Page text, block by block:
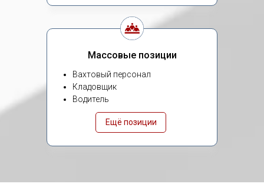
Массовые позиции
Вахтовый персонал
Кладовщик
Водитель
Ещё позиции